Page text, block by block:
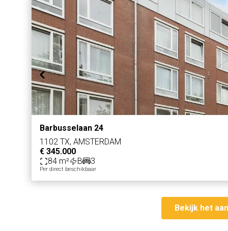
Barbusselaan 24
1102 TX, AMSTERDAM
€ 345.000
84 m²
B 3
Per direct beschikbaar
Bekijk het